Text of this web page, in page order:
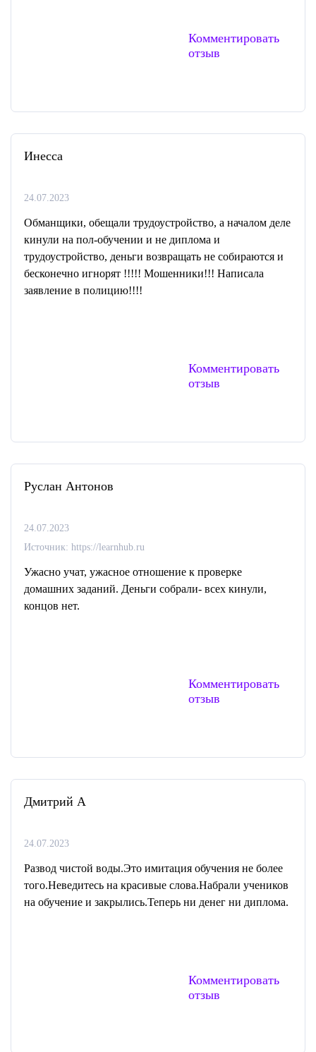
Комментировать
отзыв
Инесса
24.07.2023
Обманщики, обещали трудоустройство, а началом деле
кинули на пол-обучении и не диплома и
трудоустройство, деньги возвращать не собираются и
бесконечно игнорят !!!!! Мошенники!!! Написала
заявление в полицию!!!!
Комментировать
отзыв
Руслан Антонов
24.07.2023
Источник: https://learnhub.ru
Ужасно учат, ужасное отношение к проверке
домашних заданий. Деньги собрали- всех кинули,
концов нет.
Комментировать
отзыв
Дмитрий А
24.07.2023
Развод чистой воды.Это имитация обучения не более
того.Неведитесь на красивые слова.Набрали учеников
на обучение и закрылись.Теперь ни денег ни диплома.
Комментировать
отзыв